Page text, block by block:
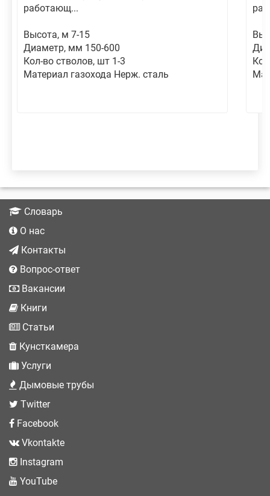
работающ...
Высота, м 7-15
Диаметр, мм 150-600
Кол-во стволов, шт 1-3
Материал газохода Нерж. сталь
Словарь
О нас
Контакты
Вопрос-ответ
Вакансии
Книги
Статьи
Кунсткамера
Услуги
Дымовые трубы
Twitter
Facebook
Vkontakte
Instagram
YouTube